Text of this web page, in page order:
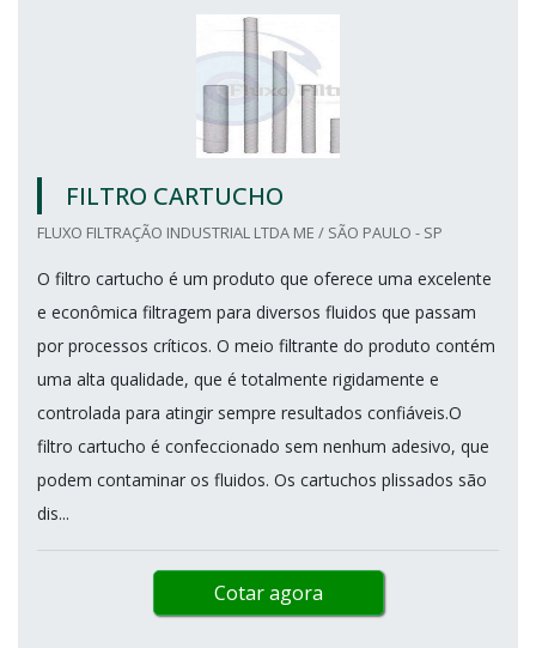
FILTRO CARTUCHO
FLUXO FILTRAÇÃO INDUSTRIAL LTDA ME / SÃO PAULO - SP
O filtro cartucho é um produto que oferece uma excelente
e econômica filtragem para diversos fluidos que passam
por processos críticos. O meio filtrante do produto contém
uma alta qualidade, que é totalmente rigidamente e
controlada para atingir sempre resultados confiáveis.O
filtro cartucho é confeccionado sem nenhum adesivo, que
podem contaminar os fluidos. Os cartuchos plissados são
dis...
Cotar agora